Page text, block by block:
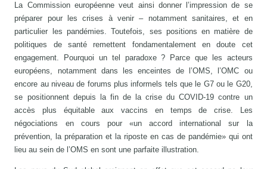
La Commission européenne veut ainsi donner l’impression de se
préparer pour les crises à venir – notamment sanitaires, et en
particulier les pandémies. Toutefois, ses positions en matière de
politiques de santé remettent fondamentalement en doute cet
engagement. Pourquoi un tel paradoxe ? Parce que les acteurs
européens, notamment dans les enceintes de l’OMS, l’OMC ou
encore au niveau de forums plus informels tels que le G7 ou le G20,
se positionnent depuis la fin de la crise du COVID-19 contre un
accès plus équitable aux vaccins en temps de crise. Les
négociations en cours pour «un accord international sur la
prévention, la préparation et la riposte en cas de pandémie» qui ont
lieu au sein de l’OMS en sont une parfaite illustration.